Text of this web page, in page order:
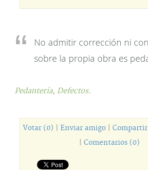
No admitir corrección ni
sobre la propia obra es
Pedantería, Defectos.
Votar (0) Enviar amigo| Compartir
Comentarios (0)